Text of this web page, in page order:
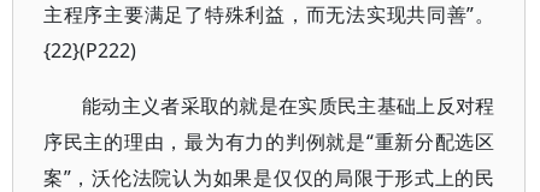
主程序主要满足了特殊利益，而无法实现共同善”。
{22}(P222)
能动主义者采取的就是在实质民主基础上反对程
序民主的理由，最为有力的判例就是“重新分配选区
案”，沃伦法院认为如果是仅仅的局限于形式上的民